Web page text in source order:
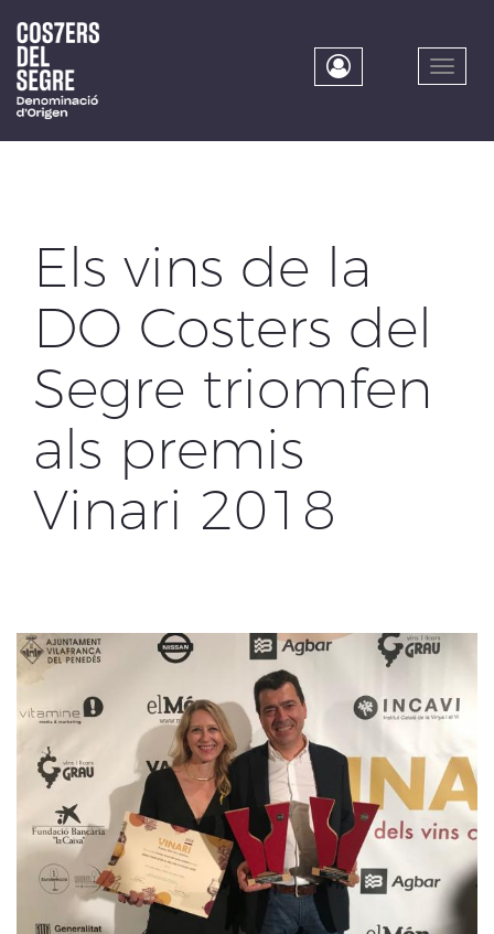
main
content
Toggle
Els vins de la
DO Costers del
Segre triomfen
als premis
Vinari 2018